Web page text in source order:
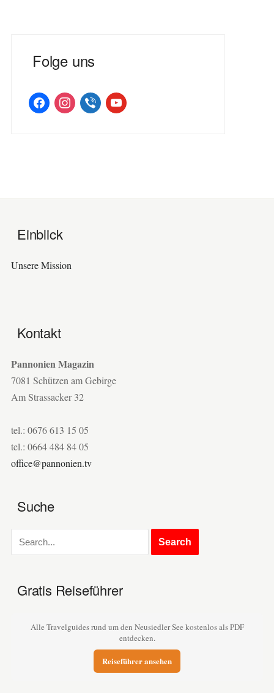
Folge uns
facebookinstagramviber youtube
Einblick
Unsere Mission
Kontakt
Pannonien Magazin
7081 Schützen am Gebirge
Am Strassacker 32
tel.: 0676 613 15 05
tel.: 0664 484 84 05
office@pannonien.tv
Suche
Gratis Reiseführer
Alle Travelguides rund um den Neusiedler See kostenlos als PDF
entdecken.
Reiseführer ansehen